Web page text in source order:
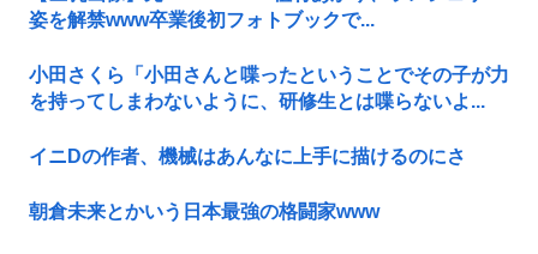
姿を解禁www卒業後初フォトブックで...
小田さくら「小田さんと喋ったということでその子が力
を持ってしまわないように、研修生とは喋らないよ...
イニDの作者、機械はあんなに上手に描けるのにさ
朝倉未来とかいう日本最強の格闘家www